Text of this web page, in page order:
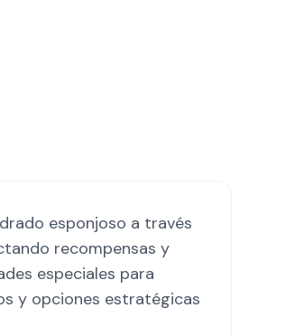
esponjoso a través
recompensas y
especiales para
y opciones estratégicas